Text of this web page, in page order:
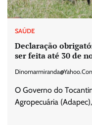
SAÚDE
Declaração
ser feita até 30 de
O Governo do
Agropecuária